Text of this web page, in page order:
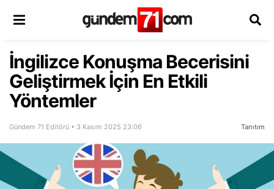
İngilizce Konuşma Becerisini
Geliştirmek İçin En Etkili
Yöntemler
Gündem 71 Editörü • 3 Kasım 2025 23:06 Tanıtım